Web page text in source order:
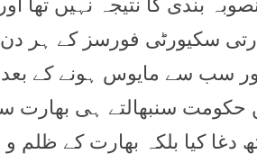
بندی کا نتیجہ نہیں تھا اور
سکیورٹی فورسز کے ہر
سب سے مایوس ہونے کے بعد
مایوسی ہی ملی – بےنظیر بھٹو نے 1988ء میں حکومت سنبھالتے ہی
کیا بلکہ بھارت کے ظلم و